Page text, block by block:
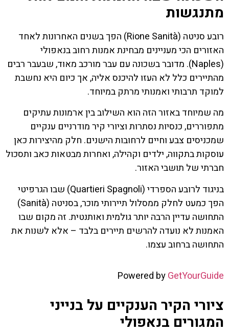
מתנגשות
רובע סניטה (Rione Sanità) הפך בשנים האחרונות לאחד
האזורים הכי מעניינים מבחינת אמנות רחוב בנאפולי
(Naples). מדובר בשכונה עם עבר מורכב מאוד, שבעבר רבים
מהתיירים כלל לא העזו להיכנס אליה, אך כיום היא נחשבת
למוקד תרבותי ואמנותי מרתק במיוחד.
מה שמיוחד באזור הזה הוא השילוב בין ארמונות עתיקים
מתפוררים, כנסיות נסתרות וציורי קיר מודרניים ענקיים
שמכניסים צבע וחיים לרחובות הישנים. חלק מהיצירות כאן
עוסקות בתקווה, ילדים וקהילה, ואחרות מבטאות כאב ותסכול
חברתי של תושבי האזור.
בניגוד לרובע הספרדי (Quartieri Spagnoli) שבו הגרפיטי
הפך כמעט לחלק ממסלול תיירותי מוכר, בסניטה (Sanità)
התחושה עדיין הרבה יותר גולמית ואותנטית. זה מקום שבו
האמנות לא נועדה להרשים תיירים בלבד – אלא לשנות את
התחושה ברחוב עצמו.
Powered byGetYourGuide
ציורי הקיר הענקיים על בנייני
המגורים בנאפולי